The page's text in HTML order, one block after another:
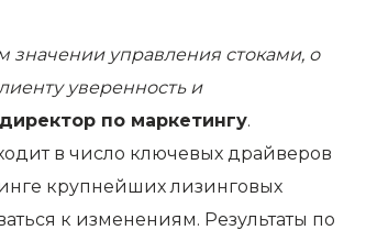
значении управления стоками, о
уверенность и
по маркетингу.
в число ключевых драйверов
крупнейших лизинговых
к изменениям. Результаты по